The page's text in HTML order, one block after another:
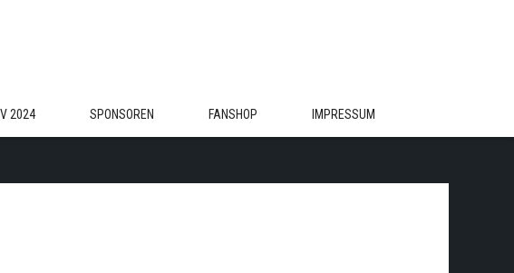
2024 SPONSOREN FANSHOP IMPRESSUM